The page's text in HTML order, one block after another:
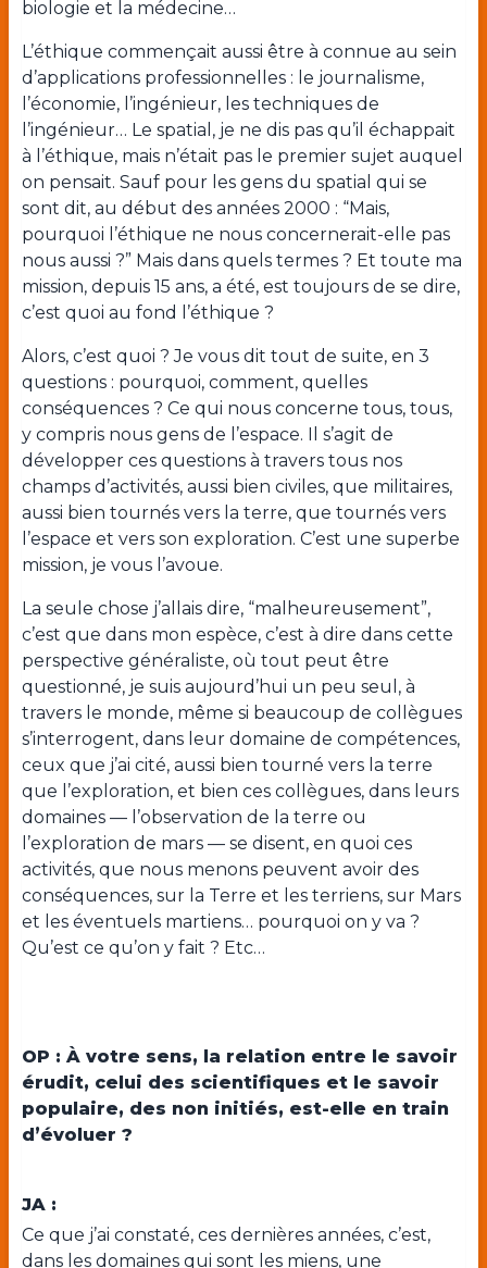
biologie et la médecine…
L’éthique commençait aussi être à connue au sein
d’applications professionnelles : le journalisme,
l’économie, l’ingénieur, les techniques de
l’ingénieur… Le spatial, je ne dis pas qu’il échappait
à l’éthique, mais n’était pas le premier sujet auquel
on pensait. Sauf pour les gens du spatial qui se
sont dit, au début des années 2000 : “Mais,
pourquoi l’éthique ne nous concernerait-elle pas
nous aussi ?” Mais dans quels termes ? Et toute ma
mission, depuis 15 ans, a été, est toujours de se dire,
c’est quoi au fond l’éthique ?
Alors, c’est quoi ? Je vous dit tout de suite, en 3
questions : pourquoi, comment, quelles
conséquences ? Ce qui nous concerne tous, tous,
y compris nous gens de l’espace. Il s’agit de
développer ces questions à travers tous nos
champs d’activités, aussi bien civiles, que militaires,
aussi bien tournés vers la terre, que tournés vers
l’espace et vers son exploration. C’est une superbe
mission, je vous l’avoue.
La seule chose j’allais dire, “malheureusement”,
c’est que dans mon espèce, c’est à dire dans cette
perspective généraliste, où tout peut être
questionné, je suis aujourd’hui un peu seul, à
travers le monde, même si beaucoup de collègues
s’interrogent, dans leur domaine de compétences,
ceux que j’ai cité, aussi bien tourné vers la terre
que l’exploration, et bien ces collègues, dans leurs
domaines — l’observation de la terre ou
l’exploration de mars — se disent, en quoi ces
activités, que nous menons peuvent avoir des
conséquences, sur la Terre et les terriens, sur Mars
et les éventuels martiens… pourquoi on y va ?
Qu’est ce qu’on y fait ? Etc…
OP : À votre sens, la relation entre le savoir
érudit, celui des scientifiques et le savoir
populaire, des non initiés, est-elle en train
d’évoluer ?
JA :
Ce que j’ai constaté, ces dernières années, c’est,
dans les domaines qui sont les miens, une